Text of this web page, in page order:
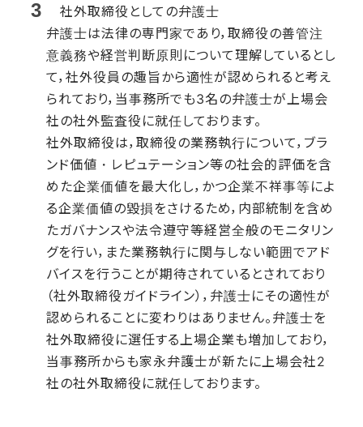
社外取締役としての弁護士
弁護士は法律の専門家であり，取締役の善管注
意義務や経営判断原則について理解しているとし
て，社外役員の趣旨から適性が認められると考え
られており，当事務所でも3名の弁護士が上場会
社の社外監査役に就任しております。
社外取締役は，取締役の業務執行について，ブラ
ンド価値・レピュテーション等の社会的評価を含
めた企業価値を最大化し，かつ企業不祥事等によ
る企業価値の毀損をさけるため，内部統制を含め
たガバナンスや法令遵守等経営全般のモニタリン
グを行い，また業務執行に関与しない範囲でアド
バイスを行うことが期待されているとされており
（社外取締役ガイドライン），弁護士にその適性が
認められることに変わりはありません。弁護士を
社外取締役に選任する上場企業も増加しており，
当事務所からも家永弁護士が新たに上場会社2
社の社外取締役に就任しております。